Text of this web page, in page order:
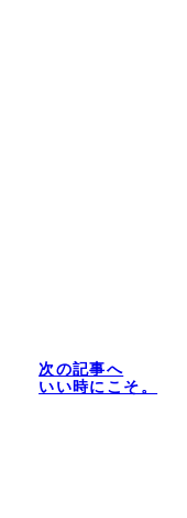
次の記事へ
いい時にこそ。